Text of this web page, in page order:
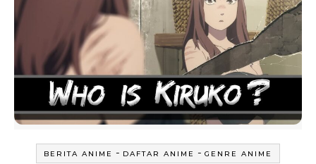
BERITA ANIME - DAFTAR ANIME - GENRE ANIME